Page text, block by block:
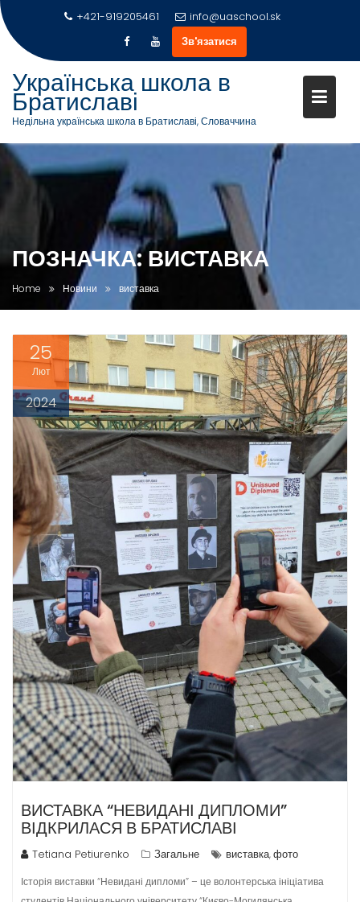
Skip
+421-919205461
info@uaschool.sk
Зв'язатися
Українська школа в
Братиславі
Недільна українська школа в Братиславі, Словаччина
ПОЗНАЧКА:ВИСТАВКА
Home Новини виставка
25
Лют
2024
ВИСТАВКА “НЕВИДАНІ ДИПЛОМИ”
ВІДКРИЛАСЯ В БРАТИСЛАВІ
Tetiana Petiurenko Загальне виставка,фото
Історія виставки “Невидані дипломи” – це волонтерська ініціатива